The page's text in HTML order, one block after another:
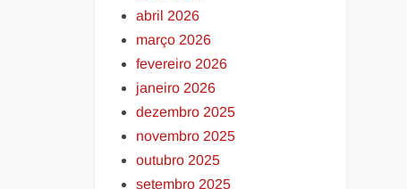
abril 2026
março 2026
fevereiro 2026
janeiro 2026
dezembro 2025
novembro 2025
outubro 2025
setembro 2025